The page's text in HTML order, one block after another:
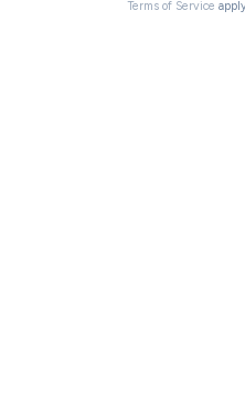
en carton léger qui
et d’un mode d’emploi
uniquement à
et de commencer à lire !
liseuse Tea